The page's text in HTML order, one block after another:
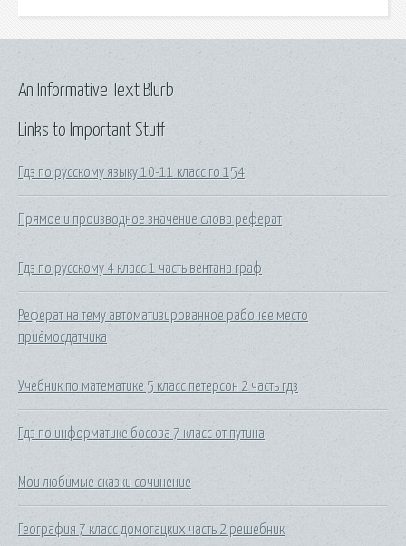
Links to Important Stuff
Гдз по русскому языку 10-11 класс го 154
Прямое и производное значение слова реферат
Гдз по русскому 4 класс 1 часть вентана граф
Реферат на тему автоматизированное рабочее место
приёмосдатчика
Учебник по математике 5 класс петерсон 2 часть гдз
Гдз по информатике босова 7 класс от путина
Мои любимые сказки сочинение
География 7 класс домогацких часть 2 решебник
An Informative Text Blurb